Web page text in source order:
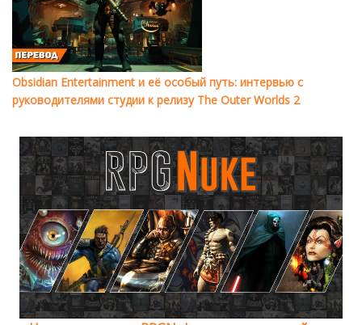
Obsidian Entertainment и её особый путь: интервью с
руководителями студии к релизу The Outer Worlds 2